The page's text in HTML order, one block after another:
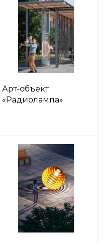
Арт-объект
«Радиолампа»